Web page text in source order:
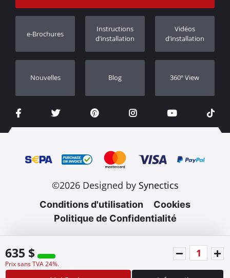
635 $
Prix sans TVA 24%.
Suivi des commandes
Concessionnaires
e-Brochures
Instructions
d’installation
Vidéos
d’installation
Nouvelles Blog 360º View
©2026 Designed by Synectics
Conditions d'utilisation
Cookies
Politique de Confidentialité